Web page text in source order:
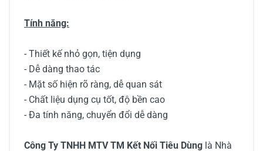
Tính năng:
- Thiết kế nhỏ gọn, tiện dụng
- Dễ dàng thao tác
- Mặt số hiện rõ ràng, dễ quan sát
- Chất liệu dụng cụ tốt, độ bền cao
- Đa tính năng, chuyển đổi dễ dàng
Công Ty TNHH MTV TM Kết Nối Tiêu Dùng là Nhà